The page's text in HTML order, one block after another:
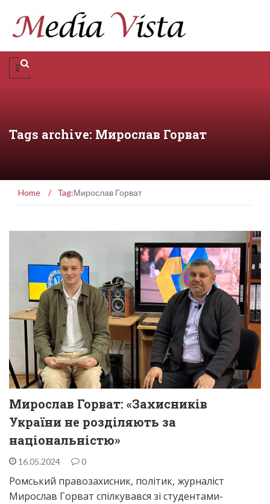
Tags archive: Мирослав Горват
Home / Tag:Мирослав Горват
Мирослав Горват: «Захисників
України не розділяють за
національністю»
16.05.2024 0
Ромський правозахисник, політик, журналіст
Мирослав Горват спілкувався зі студентами-